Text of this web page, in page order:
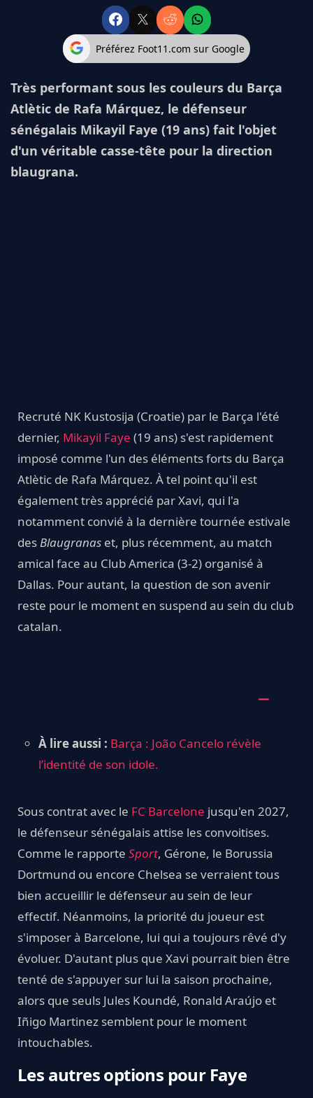
Préférez Foot11.com sur Google
Très performant sous les couleurs du Barça
Atlètic de Rafa Márquez, le défenseur
sénégalais Mikayil Faye (19 ans) fait l'objet
d'un véritable casse-tête pour la direction
blaugrana.
Recruté NK Kustosija (Croatie) par le Barça l'été
dernier, Mikayil Faye (19 ans) s'est rapidement
imposé comme l'un des éléments forts du Barça
Atlètic de Rafa Márquez. À tel point qu'il est
également très apprécié par Xavi, qui l'a
notamment convié à la dernière tournée estivale
desBlaugranas et, plus récemment, au match
amical face au Club America (3-2) organisé à
Dallas. Pour autant, la question de son avenir
reste pour le moment en suspend au sein du club
catalan.
À lire aussi : Barça : João Cancelo révèle
l’identité de son idole.
Sous contrat avec le FC Barcelone jusqu'en 2027,
le défenseur sénégalais attise les convoitises.
Comme le rapporte Sport, Gérone, le Borussia
Dortmund ou encore Chelsea se verraient tous
bien accueillir le défenseur au sein de leur
effectif. Néanmoins, la priorité du joueur est
s'imposer à Barcelone, lui qui a toujours rêvé d'y
évoluer. D'autant plus que Xavi pourrait bien être
tenté de s'appuyer sur lui la saison prochaine,
alors que seuls Jules Koundé, Ronald Araújo et
Iñigo Martinez semblent pour le moment
intouchables.
Les autres options pour Faye